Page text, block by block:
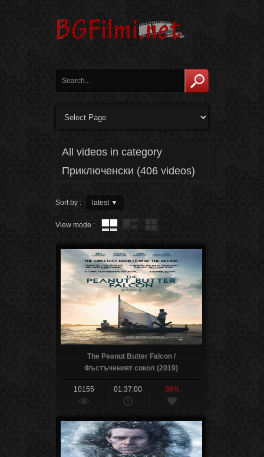
All videos in category
Приключенски (406 videos)
Sort by : latest ▼
View mode :
The Peanut Butter Falcon /
Фъстъченият сокол (2019)
10155 01:37:00 86%